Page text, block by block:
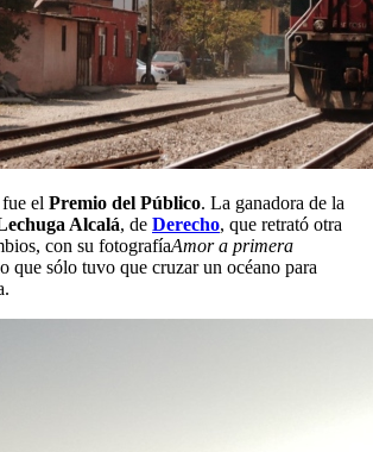
el Premio del Público. La ganadora de la
Alcalá, de Derecho, que retrató otra
con su fotografíaAmor a primera
que sólo tuvo que cruzar un océano para